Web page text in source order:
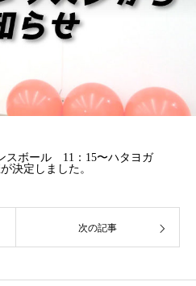
スボール 11：15〜ハタヨガ
決定しました。
次の記事